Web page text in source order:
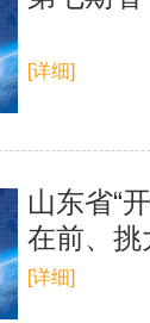
[详细]
山东省“
在前、挑
[详细]